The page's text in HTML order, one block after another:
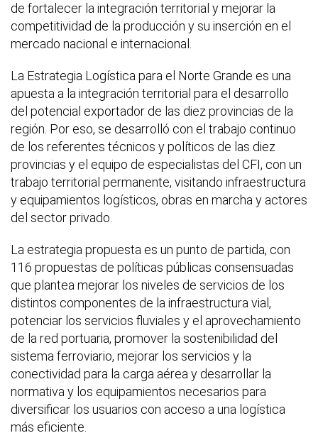
de fortalecer la integración territorial y mejorar la
competitividad de la producción y su inserción en el
mercado nacional e internacional.
La Estrategia Logística para el Norte Grande es una
apuesta a la integración territorial para el desarrollo
del potencial exportador de las diez provincias de la
región. Por eso, se desarrolló con el trabajo continuo
de los referentes técnicos y políticos de las diez
provincias y el equipo de especialistas del CFI, con un
trabajo territorial permanente, visitando infraestructura
y equipamientos logísticos, obras en marcha y actores
del sector privado.
La estrategia propuesta es un punto de partida, con
116 propuestas de políticas públicas consensuadas
que plantea mejorar los niveles de servicios de los
distintos componentes de la infraestructura vial,
potenciar los servicios fluviales y el aprovechamiento
de la red portuaria, promover la sostenibilidad del
sistema ferroviario, mejorar los servicios y la
conectividad para la carga aérea y desarrollar la
normativa y los equipamientos necesarios para
diversificar los usuarios con acceso a una logística
más eficiente.